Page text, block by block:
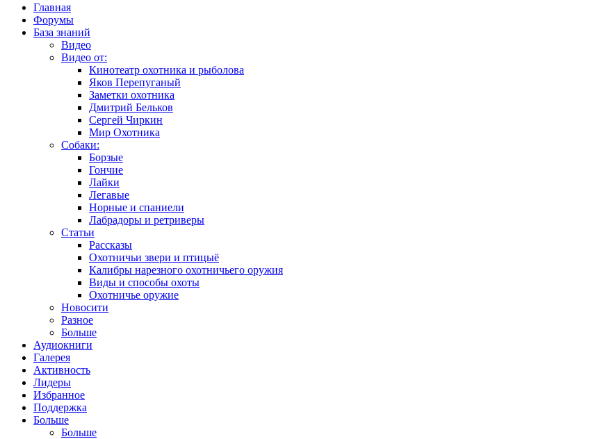
Главная
Форумы
База знаний
Видео
Видео от:
Кинотеатр охотника и рыболова
Яков Перепуганый
Заметки охотника
Дмитрий Бельков
Сергей Чиркин
Мир Охотника
Собаки:
Борзые
Гончие
Лайки
Легавые
Норные и спаниели
Лабрадоры и ретриверы
Статьи
Рассказы
Охотничьи звери и птицыё
Калибры нарезного охотничьего оружия
Виды и способы охоты
Охотничье оружие
Новосити
Разное
Больше
Аудиокниги
Галерея
Активность
Лидеры
Избранное
Поддержка
Больше
Больше